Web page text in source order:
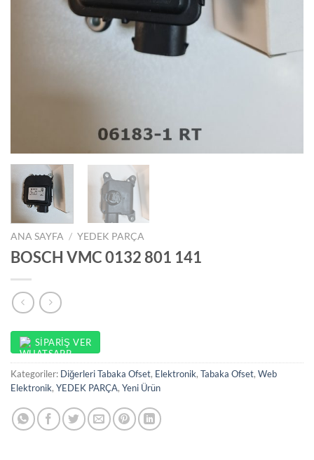
ANA SAYFA / YEDEK PARÇA
BOSCH VMC 0132 801 141
SIPARIŞ VER
Kategoriler: Diğerleri Tabaka Ofset, Elektronik, Tabaka Ofset, Web
Elektronik, YEDEK PARÇA, Yeni Ürün